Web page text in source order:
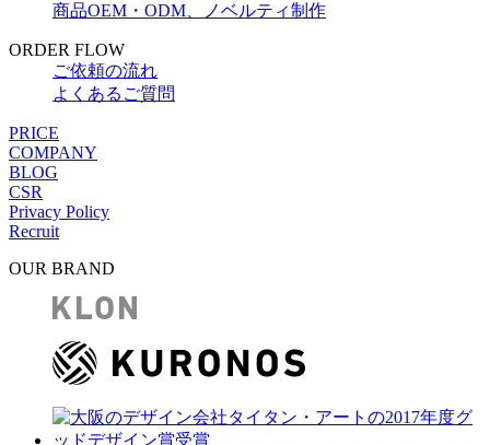
商品OEM・ODM、ノベルティ制作
ORDER FLOW
ご依頼の流れ
よくあるご質問
PRICE
COMPANY
BLOG
CSR
Privacy Policy
Recruit
OUR BRAND